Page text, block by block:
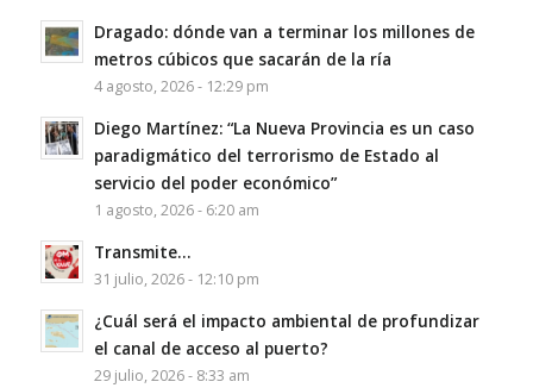
Dragado: dónde van a terminar los millones de
metros cúbicos que sacarán de la ría
4 agosto, 2026 - 12:29 pm
Diego Martínez: “La Nueva Provincia es un caso
paradigmático del terrorismo de Estado al
servicio del poder económico”
1 agosto, 2026 - 6:20 am
Transmite…
31 julio, 2026 - 12:10 pm
¿Cuál será el impacto ambiental de profundizar
el canal de acceso al puerto?
29 julio, 2026 - 8:33 am